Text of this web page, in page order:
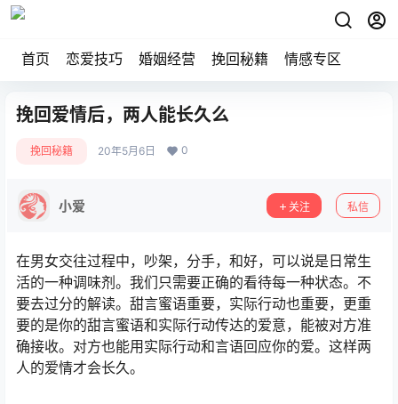
首页 恋爱技巧 婚姻经营 挽回秘籍 情感专区
挽回爱情后，两人能长久么
挽回秘籍 20年5月6日 0
小爱 关注 私信
在男女交往过程中，吵架，分手，和好，可以说是日常生
活的一种调味剂。我们只需要正确的看待每一种状态。不
要去过分的解读。甜言蜜语重要，实际行动也重要，更重
要的是你的甜言蜜语和实际行动传达的爱意，能被对方准
确接收。对方也能用实际行动和言语回应你的爱。这样两
人的爱情才会长久。